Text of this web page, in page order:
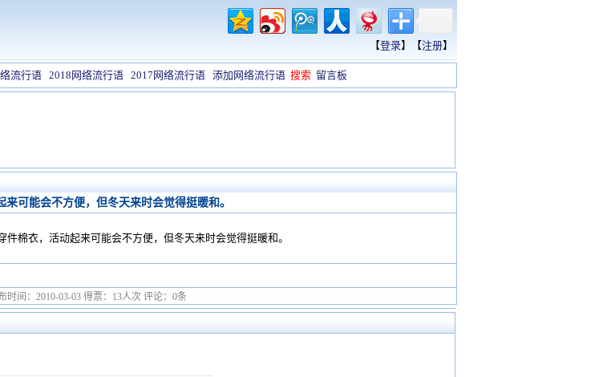
【登录】【注册】
流行语 2018网络流行语 2017网络流行语 添加网络流行语 搜索 留言板
可能会不方便，但冬天来时会觉得挺暖和。
件棉衣，活动起来可能会不方便，但冬天来时会觉得挺暖和。
时间：2010-03-03 得票：13人次 评论：0条